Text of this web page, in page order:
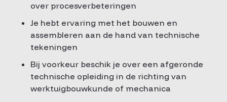
over procesverbeteringen
Je hebt ervaring met het bouwen en
assembleren aan de hand van technische
tekeningen
Bij voorkeur beschik je over een afgeronde
technische opleiding in de richting van
werktuigbouwkunde of mechanica